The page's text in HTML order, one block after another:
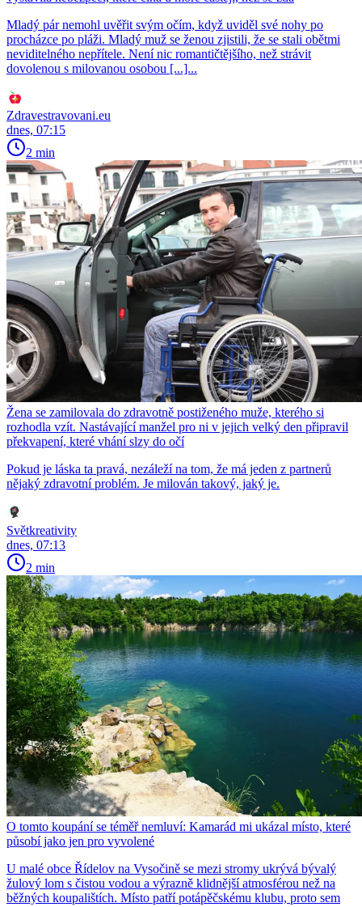
Mladý pár nemohl uvěřit svým očím, když uviděl své nohy po
procházce po pláži. Mladý muž se ženou zjistili, že se stali obětmi
neviditelného nepřítele. Není nic romantičtějšího, než strávit
dovolenou s milovanou osobou [...]...
Zdravestravovani.eu
dnes, 07:15
2 min
Žena se zamilovala do zdravotně postiženého muže, kterého si
rozhodla vzít. Nastávající manžel pro ni v jejich velký den připravil
překvapení, které vhání slzy do očí
Pokud je láska ta pravá, nezáleží na tom, že má jeden z partnerů
nějaký zdravotní problém. Je milován takový, jaký je.
Světkreativity
dnes, 07:13
2 min
O tomto koupání se téměř nemluví: Kamarád mi ukázal místo, které
působí jako jen pro vyvolené
U malé obce Řídelov na Vysočině se mezi stromy ukrývá bývalý
žulový lom s čistou vodou a výrazně klidnější atmosférou než na
běžných koupalištích. Místo patří potápěčskému klubu, proto sem